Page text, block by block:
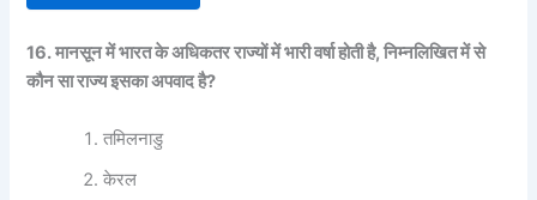
16. मानसून में भारत के अधिकतर राज्यों में भारी वर्षा होती है, निम्नलिखित में से
कौन सा राज्य इसका अपवाद है?
तमिलनाडु
केरल